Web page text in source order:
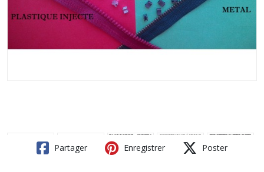
Partager Enregistrer Poster